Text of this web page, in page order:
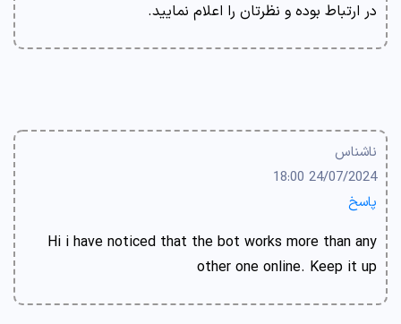
در ارتباط بوده و نظرتان را اعلام نمایید.
ناشناس
24/07/2024 18:00
پاسخ
Hi i have noticed that the bot works more than any
other one online. Keep it up